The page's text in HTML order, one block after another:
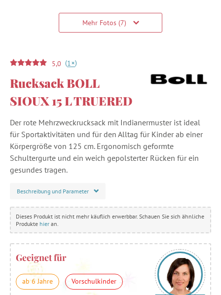
Mehr Fotos (7)
5,0 (1+)
Rucksack BOLL
SIOUX 15 L TRUERED
Der rote Mehrzweckrucksack mit Indianermuster ist ideal
für Sportaktivitäten und für den Alltag für Kinder ab einer
Körpergröße von 125 cm. Ergonomisch geformte
Schultergurte und ein weich gepolsterter Rücken für ein
gesundes tragen.
Beschreibung und Parameter
Dieses Produkt ist nicht mehr käuflich erwerbbar. Schauen Sie sich ähnliche
Produkte hier an.
Geeignet für
ab 6 Jahre Vorschulkinder